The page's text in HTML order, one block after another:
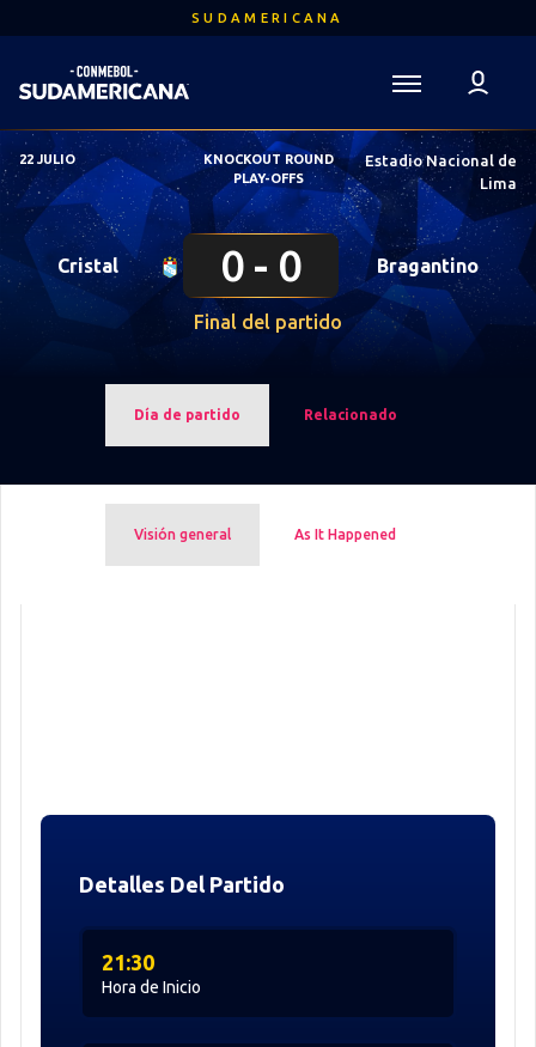
al
contenido
principal
SUDAMERICANA
Sudamericana
Mega
Navigation
22 JULIO
KNOCKOUT ROUND
PLAY-OFFS
Estadio Nacional de
Lima
Cristal 0 0 Bragantino
Final del partido
Día de partido Relacionado
Visión general As It Happened
Detalles Del Partido
Hora de Inicio
21:30